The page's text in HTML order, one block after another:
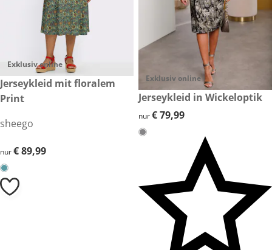
Exklusiv online
€ 89,99
Jerseykleid mit floralem
Print
sheego
€ 89,99
nur€ 89,99
Exklusiv online
€ 79,99
Jerseykleid in Wickeloptik
€ 79,99
nur€ 79,99